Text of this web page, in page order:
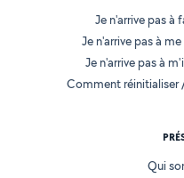
Je n'arrive pas à
Je n'arrive pas à
Je n'arrive pas à
Comment réinitialiser
Qui